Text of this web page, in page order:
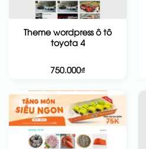
Theme wordpress ô tô
toyota 4
750.000₫